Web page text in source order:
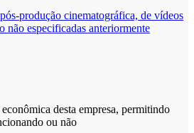
produção cinematográfica, de vídeos
não especificadas anteriormente
desta empresa, permitindo
ou não